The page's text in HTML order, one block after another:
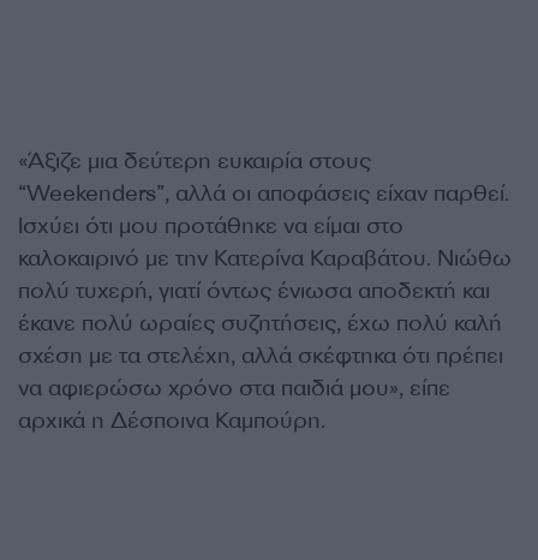
«Άξιζε μια δεύτερη ευκαιρία στους
“Weekenders”, αλλά οι αποφάσεις είχαν παρθεί.
Ισχύει ότι μου προτάθηκε να είμαι στο
καλοκαιρινό με την Κατερίνα Καραβάτου. Νιώθω
πολύ τυχερή, γιατί όντως ένιωσα αποδεκτή και
έκανε πολύ ωραίες συζητήσεις, έχω πολύ καλή
σχέση με τα στελέχη, αλλά σκέφτηκα ότι πρέπει
να αφιερώσω χρόνο στα παιδιά μου», είπε
αρχικά η Δέσποινα Καμπούρη.